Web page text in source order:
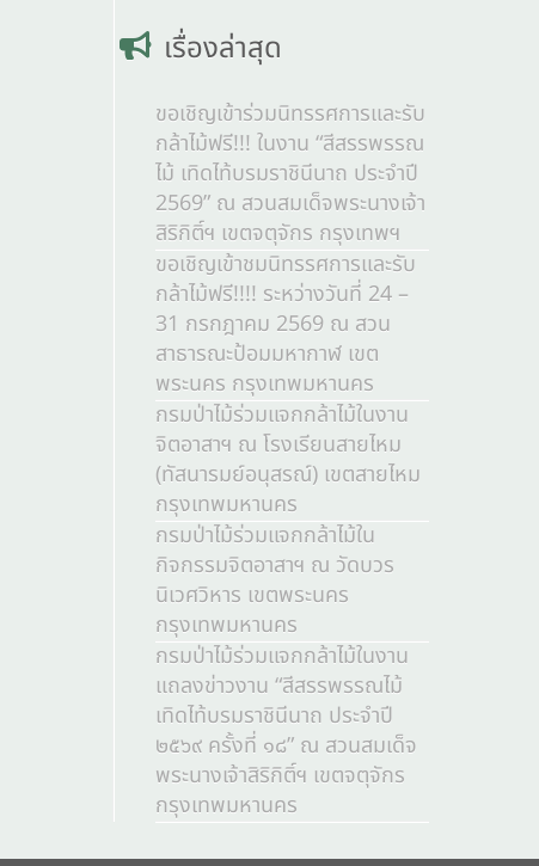
เรื่องล่าสุด
ขอเชิญเข้าร่วมนิทรรศการและรับ
กล้าไม้ฟรี!!! ในงาน “สีสรรพรรณ
ไม้ เทิดไท้บรมราชินีนาถ ประจำปี
2569” ณ สวนสมเด็จพระนางเจ้า
สิริกิติ์ฯ เขตจตุจักร กรุงเทพฯ
ขอเชิญเข้าชมนิทรรศการและรับ
กล้าไม้ฟรี!!!! ระหว่างวันที่ 24 –
31 กรกฎาคม 2569 ณ สวน
สาธารณะป้อมมหากาฬ เขต
พระนคร กรุงเทพมหานคร
กรมป่าไม้ร่วมแจกกล้าไม้ในงาน
จิตอาสาฯ ณ โรงเรียนสายไหม
(ทัสนารมย์อนุสรณ์) เขตสายไหม
กรุงเทพมหานคร
กรมป่าไม้ร่วมแจกกล้าไม้ใน
กิจกรรมจิตอาสาฯ ณ วัดบวร
นิเวศวิหาร เขตพระนคร
กรุงเทพมหานคร
กรมป่าไม้ร่วมแจกกล้าไม้ในงาน
แถลงข่าวงาน “สีสรรพรรณไม้
เทิดไท้บรมราชินีนาถ ประจำปี
๒๕๖๙ ครั้งที่ ๑๘” ณ สวนสมเด็จ
พระนางเจ้าสิริกิติ์ฯ เขตจตุจักร
กรุงเทพมหานคร